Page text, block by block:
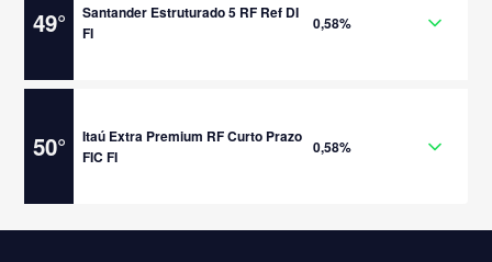
49°
Santander Estruturado 5 RF Ref DI
FI
0,58%
50°
Itaú Extra Premium RF Curto Prazo
FIC FI
0,58%